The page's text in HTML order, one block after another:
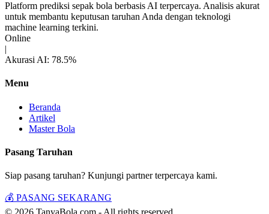
Platform prediksi sepak bola berbasis AI terpercaya. Analisis akurat
untuk membantu keputusan taruhan Anda dengan teknologi
machine learning terkini.
Online
|
Akurasi AI: 78.5%
Menu
Beranda
Artikel
Master Bola
Pasang Taruhan
Siap pasang taruhan? Kunjungi partner terpercaya kami.
💰 PASANG SEKARANG